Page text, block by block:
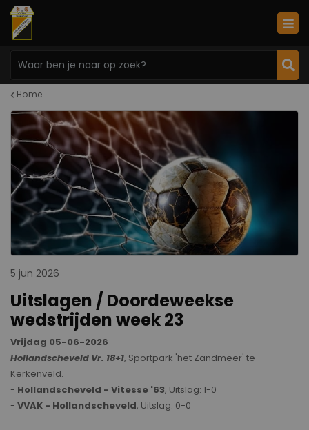
Home
5 jun 2026
Uitslagen / Doordeweekse
wedstrijden week 23
Vrijdag 05-06-2026
Hollandscheveld Vr. 18+1, Sportpark 'het Zandmeer' te
Kerkenveld.
- Hollandscheveld - Vitesse '63, Uitslag: 1-0
- VVAK - Hollandscheveld, Uitslag: 0-0